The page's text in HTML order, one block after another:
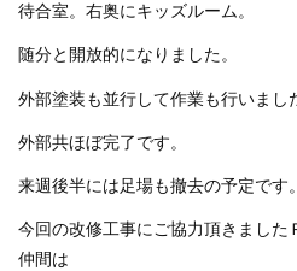
待合室。右奥にキッズルーム。
随分と開放的になりました。
外部塗装も並行して作業も行いまし
外部共ほぼ完了です。
来週後半には足場も撤去の予定です。
今回の改修工事にご協力頂きました
仲間は